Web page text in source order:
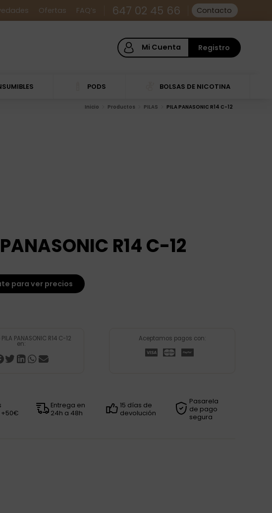
Ofertas FAQ’s 647 02 45 66 Contacto
Mi Cuenta Registro
PODS BOLSAS DE NICOTINA
Inicio Productos PILAS PILA PANASONIC R14 C-12
R14 C-12
para ver precios
PANASONIC R14 C-12
en:
Aceptamos pagos con:
Entrega en
24h a 48h
15 días de
devolución
Pasarela
de pago
segura